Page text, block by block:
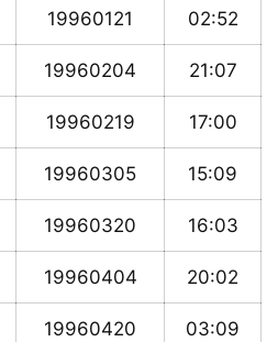
19960121 02:52
19960204 21:07
19960219 17:00
19960305 15:09
19960320 16:03
19960404 20:02
19960420 03:09